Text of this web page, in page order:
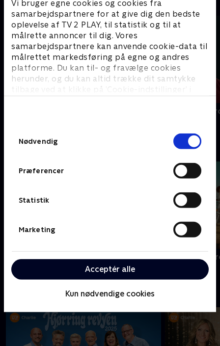
Vi bruger egne cookies og cookies fra
samarbejdspartnere for at give dig den bedste
oplevelse af TV 2 PLAY, til statistik og til at
målrette annoncer til dig. Vores
samarbejdspartnere kan anvende cookie-data til
målrettet markedsføring på egne og andres
platforme. Du kan til- og fravælge cookies
herunder, og du kan altid trække dit samtykke
tilbage ved at klikke på ’Cookie-indstillinger’ i
Nødvendig
Præferencer
Statistik
Marketing
Acceptér alle
Kun nødvendige cookies
Bedste drama
Máxima - en
Hyggelige krimier
Mord på Mallorca
Smag for
De største shows og koncerter